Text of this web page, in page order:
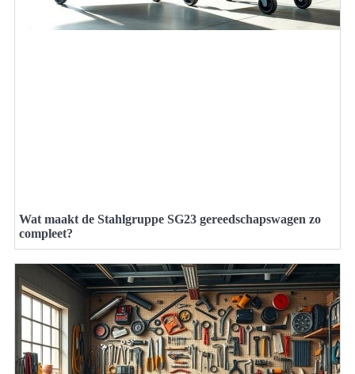
Wat maakt de Stahlgruppe SG23 gereedschapswagen zo
compleet?